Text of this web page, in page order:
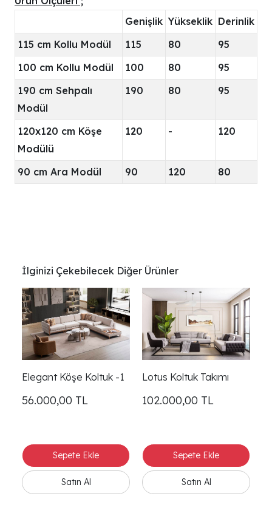
Genişlik Yükseklik Derinlik
115 cm Kollu Modül
115 80
95
100 cm Kollu Modül
100 80
95
190 cm Sehpalı
Modül
190 80 95
120x120 cm Köşe
Modülü
120 - 120
90 cm Ara Modül 90 120 80
İlginizi Çekebilecek Diğer Ürünler
Elegant Köşe Koltuk -1
56.000,00 TL
Lotus Koltuk Takımı
102.000,00 TL